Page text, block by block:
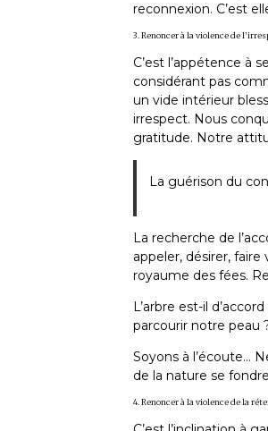
reconnexion. C’est
3. Renoncer à la violence de
C’est l’appétence à
considérant pas
un vide intérieur
irrespect. Nous
gratitude. Notre
La guérison du
La recherche de
appeler, désirer,
royaume des fées.
L’arbre est-il
parcourir notre peau
Soyons à l’écoute…
de la nature se
4. Renoncer à la violence de la